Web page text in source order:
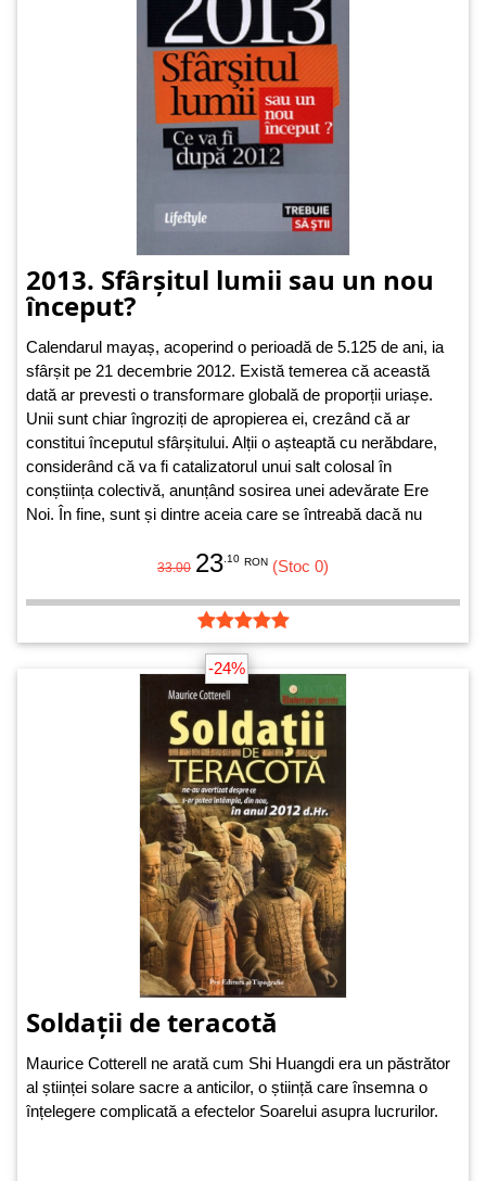
2013. Sfârșitul lumii sau un nou
început?
Calendarul mayaș, acoperind o perioadă de 5.125 de ani, ia
sfârșit pe 21 decembrie 2012. Există temerea că această
dată ar prevesti o transformare globală de proporții uriașe.
Unii sunt chiar îngroziți de apropierea ei, crezând că ar
constitui începutul sfârșitului. Alții o așteaptă cu nerăbdare,
considerând că va fi catalizatorul unui salt colosal în
conștiința colectivă, anunțând sosirea unei adevărate Ere
Noi. În fine, sunt și dintre aceia care se întreabă dacă nu
amintind de temerile cu care a fost întâmpinat anul 2000.
33.00 23 .10 RON (Stoc 0)
-24%
Soldații de teracotă
Maurice Cotterell ne arată cum Shi Huangdi era un păstrător
al științei solare sacre a anticilor, o știință care însemna o
înțelegere complicată a efectelor Soarelui asupra lucrurilor.